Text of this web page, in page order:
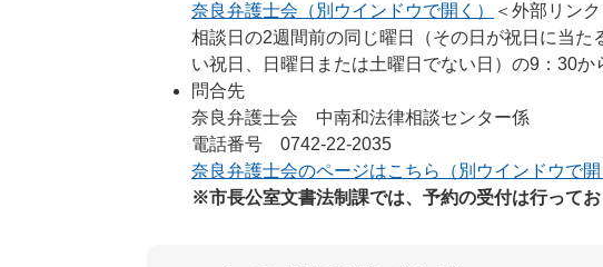
奈良弁護士会（別ウインドウで開く）
＜外部リンク
相談日の2週間前の同じ曜日（その日が祝日に当
い祝日、日曜日または土曜日でない日​）の9：30か
問合先
奈良弁護士会 中南和法律相談センター係
電話番号 0742-22-2035
奈良弁護士会のページはこちら（別ウインドウで開
※市長公室文書法制課では、予約の受付は行ってお